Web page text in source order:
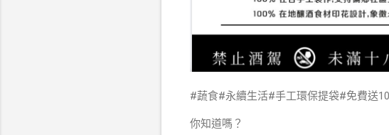
#蔬食​#永續生活​#手工環保提袋​#免費送
你知道嗎？